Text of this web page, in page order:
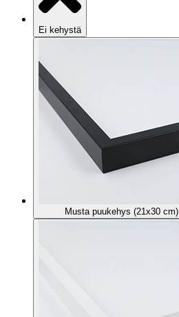
Ei kehystä
Musta puukehys (21x30 cm)